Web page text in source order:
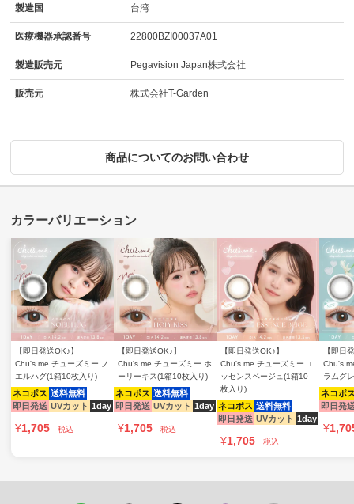
製造国 台湾
医療機器承認番号 22800BZI00037A01
製造販売元 Pegavision Japan株式会社
販売元 株式会社T-Garden
商品についてのお問い合わせ
【即日発送OK♪】
Chu's me チューズミー ノ
エルハグ(1箱10枚入り)
ネコポス 送料無料
即日発送 UVカット 1day
¥1,705 税込
【即日発送OK♪】
Chu's me チューズミー ホ
ーリーキス(1箱10枚入り)
ネコポス 送料無料
即日発送 UVカット 1day
¥1,705 税込
【即日発送OK♪】
Chu's me チューズミー エ
ッセンスベージュ(1箱10
枚入り)
ネコポス 送料無料
即日発送 UVカット 1day
¥1,705 税込
【即日
Chu's
ラムグ
ネコポ
即日発
¥